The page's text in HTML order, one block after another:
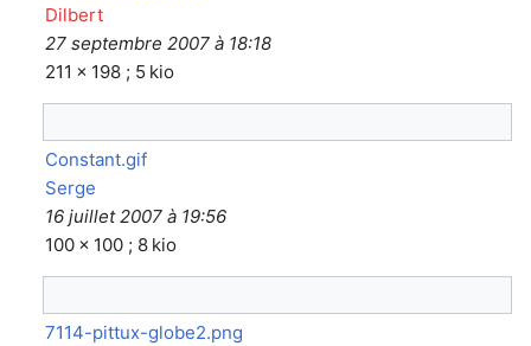
Dilbert
27 septembre 2007 à 18:18
211 × 198 ; 5 kio
Constant.gif
Serge
16 juillet 2007 à 19:56
100 × 100 ; 8 kio
7114-pittux-globe2.png